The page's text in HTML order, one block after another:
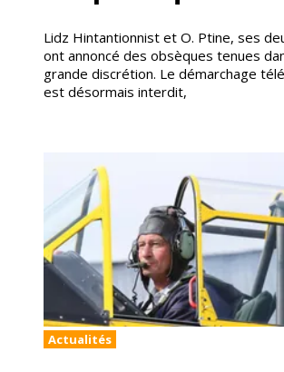
Lidz Hintantionnist et O. Ptine, ses
ont annoncé des obsèques tenues
grande discrétion. Le démarchage
est désormais interdit,
Actualités